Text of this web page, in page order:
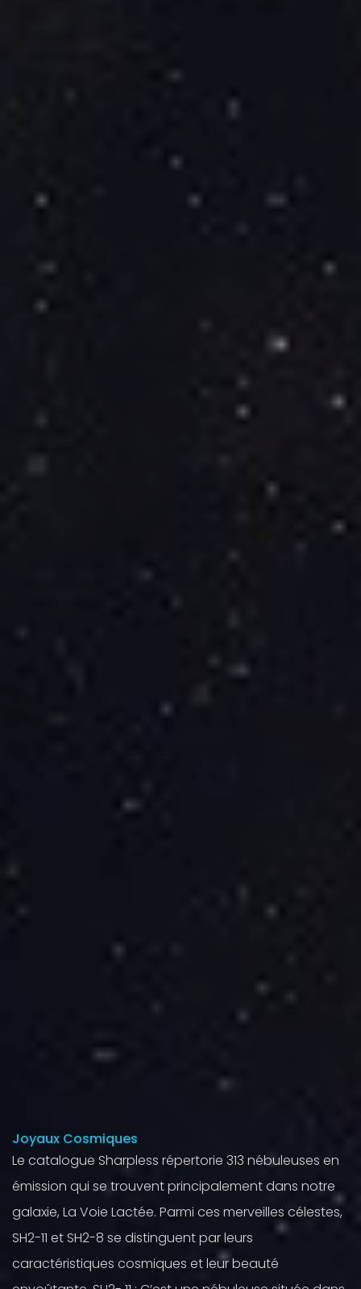
Joyaux Cosmiques
Le catalogue Sharpless répertorie 313 nébuleuses en
émission qui se trouvent principalement dans notre
galaxie, La Voie Lactée. Parmi ces merveilles célestes,
SH2-11 et SH2-8 se distinguent par leurs
caractéristiques cosmiques et leur beauté